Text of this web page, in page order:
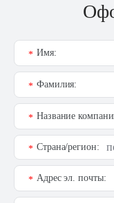
Имя:
*
Фамилия:
*
Название
*
Страна/регион:
*
Адрес эл. почты:
*